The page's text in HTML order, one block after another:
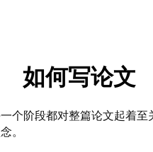
如何写论文
阶段都对整篇论文起着至
。